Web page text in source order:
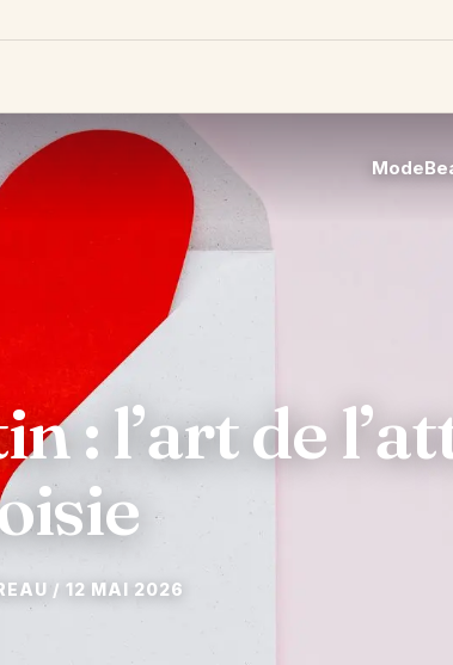
Mode
: l’art de
12 MAI 2026